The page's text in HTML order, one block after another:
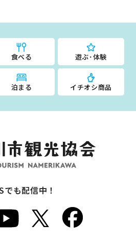
食べる 遊ぶ･体験
泊まる イチオシ商品
でも配信中！